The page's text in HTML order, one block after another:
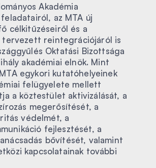
Akadémia
az MTA új
célkitűzéseiről és a
tervezett reintegrációjáról is
Oktatási Bizottsága
akadémiai elnök. Mint
egykori kutatóhelyeinek
felügyelete mellett
a köztestület aktivizálását, a
megerősítését, a
védelmét, a
fejlesztését, a
bővítését, valamint
kapcsolatainak további